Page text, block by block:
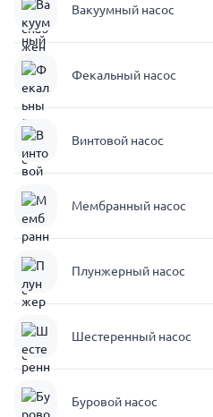
Вакуумный насос
Фекальный насос
Винтовой насос
Мембранный насос
Плунжерный насос
Шестеренный насос
Буровой насос